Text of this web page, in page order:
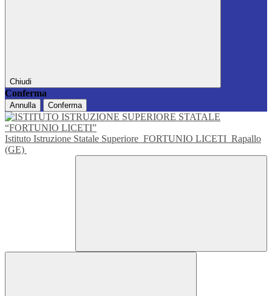
Chiudi
Conferma
Annulla Conferma
Istituto Istruzione Statale Superiore FORTUNIO LICETI Rapallo
(GE)